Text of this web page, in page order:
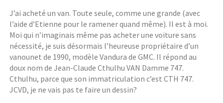
J’ai acheté un van. Toute seule, comme une grande (avec
l’aide d’Etienne pour le ramener quand même). Il est à moi.
Moi qui n’imaginais même pas acheter une voiture sans
nécessité, je suis désormais l’heureuse propriétaire d’un
vanounet de 1990, modèle Vandura de GMC. Il répond au
doux nom de Jean-Claude Cthulhu VAN Damme 747.
Cthulhu, parce que son immatriculation c’est CTH 747.
JCVD, je ne vais pas te faire un dessin?